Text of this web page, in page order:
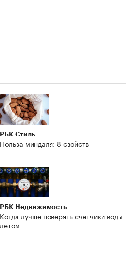
РБК Стиль
Польза миндаля: 8 свойств
РБК Недвижимость
Когда лучше поверять счетчики воды
летом